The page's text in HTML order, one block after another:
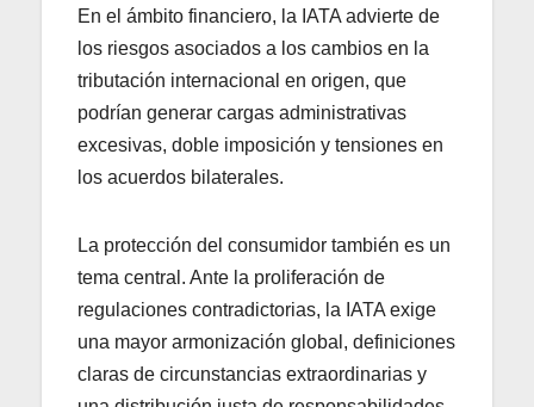
En el ámbito financiero, la IATA advierte de
los riesgos asociados a los cambios en la
tributación internacional en origen, que
podrían generar cargas administrativas
excesivas, doble imposición y tensiones en
los acuerdos bilaterales.
La protección del consumidor también es un
tema central. Ante la proliferación de
regulaciones contradictorias, la IATA exige
una mayor armonización global, definiciones
claras de circunstancias extraordinarias y